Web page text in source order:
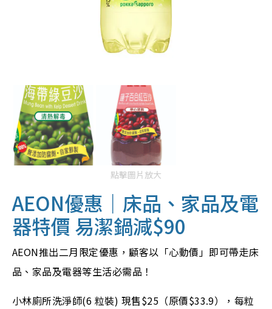
點擊圖片放大
AEON優惠｜床品、家品及電
器特價 易潔鍋減$90
AEON推出二月限定優惠，顧客以「心動價」即可帶走床
品、家品及電器等生活必需品！
小林廁所洗淨師(6 粒裝) 現售$25（原價$33.9），每粒